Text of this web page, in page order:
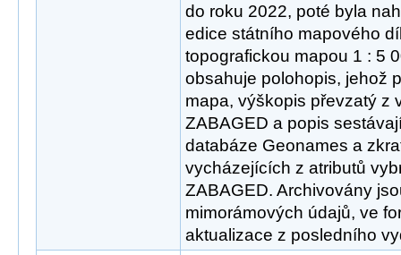
do roku 2022, poté byla
edice státního mapového
topografickou mapou 1 : 5
obsahuje polohopis, jehož
mapa, výškopis převzatý z
ZABAGED a popis
databáze Geonames a
vycházejících z atributů
ZABAGED. Archivovány
mimorámových údajů, ve
aktualizace z posledního